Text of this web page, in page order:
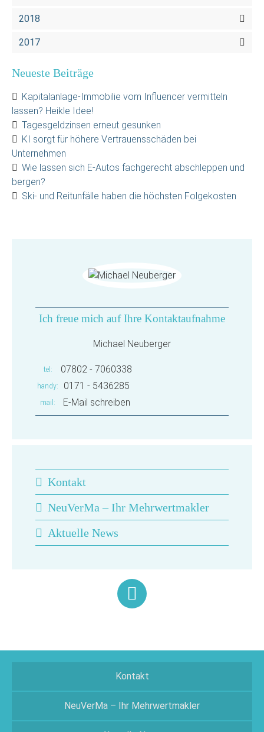
2018
2017
Neueste Beiträge
Kapitalanlage-Immobilie vom Influencer vermitteln
lassen? Heikle Idee!
Tagesgeldzinsen erneut gesunken
KI sorgt für höhere Vertrauensschäden bei
Unternehmen
Wie lassen sich E-Autos fachgerecht abschleppen und
bergen?
Ski- und Reitunfälle haben die höchsten Folgekosten
Ich freue mich auf Ihre Kontaktaufnahme
Michael Neuberger
tel 07802 - 7060338
handy 0171 - 5436285
mail E-Mail schreiben
Kontakt
NeuVerMa – Ihr Mehrwertmakler
Aktuelle News
Kontakt
NeuVerMa – Ihr Mehrwertmakler